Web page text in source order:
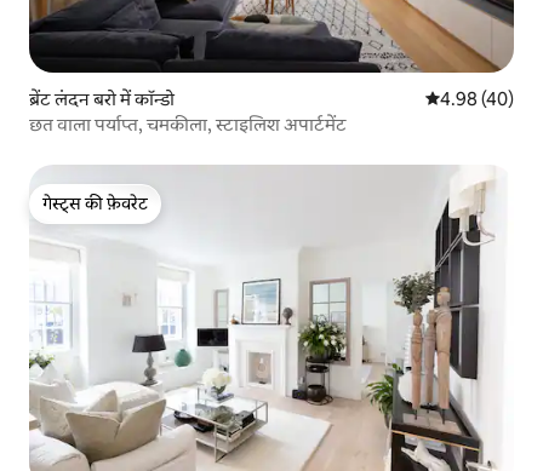
ब्रेंट लंदन बरो में कॉन्डो औसत रेटिंग 5 में
4.98 (40)
छत वाला पर्याप्त, चमकीला, स्टाइलिश अपार्टमेंट
गेस्ट्स की फ़ेवरेट
गेस्ट्स की फ़ेवरेट